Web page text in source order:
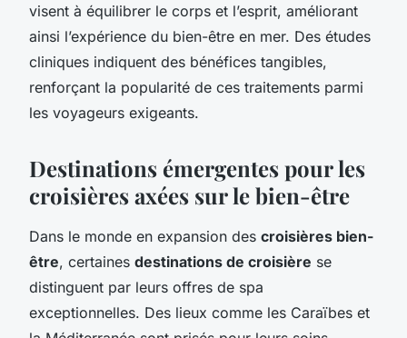
visent à équilibrer le corps et l’esprit, améliorant
ainsi l’expérience du bien-être en mer. Des études
cliniques indiquent des bénéfices tangibles,
renforçant la popularité de ces traitements parmi
les voyageurs exigeants.
Destinations émergentes pour les
croisières axées sur le bien-être
Dans le monde en expansion des croisières bien-
être, certaines destinations de croisière se
distinguent par leurs offres de spa
exceptionnelles. Des lieux comme les Caraïbes et